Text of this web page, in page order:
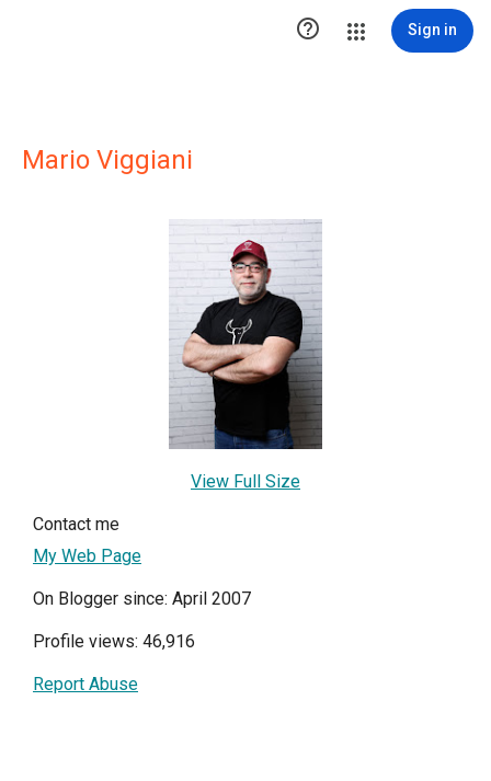
 Sign in
Mario Viggiani
View Full Size
Contact me
My Web Page
On Blogger since: April 2007
Profile views: 46,916
Report Abuse